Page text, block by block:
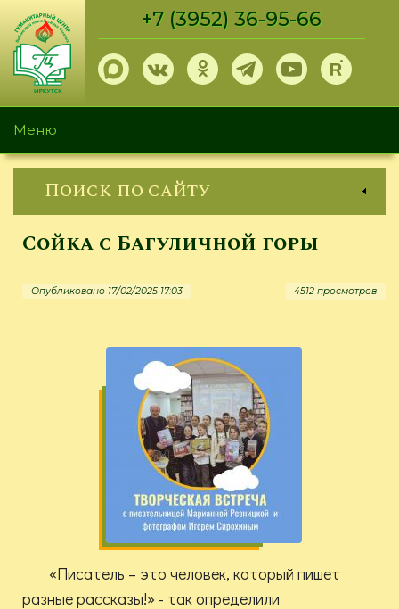
Перейти
основному
содержанию
+7 (3952) 36-95-66
Меню
Поиск по сайту
Сойка с Багуличной горы
Опубликовано 17/02/2025 17:03 4512 просмотров
«Писатель – это человек, который пишет
разные рассказы!» - так определили